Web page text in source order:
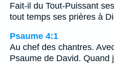
Fait-il du Tout-Puissant
tout temps ses prières à
Psaume 4:1
Au chef des chantres.
Psaume de David. Quand